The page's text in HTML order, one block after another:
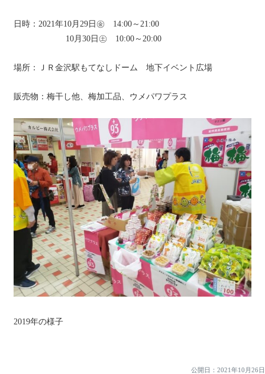
日時：2021年10月29日㊎ 14:00～21:00
10月30日㊏ 10:00～20:00
場所：ＪＲ金沢駅もてなしドーム 地下イベント広場
販売物：梅干し他、梅加工品、ウメパワプラス
2019年の様子
公開日： 2021年10月26日